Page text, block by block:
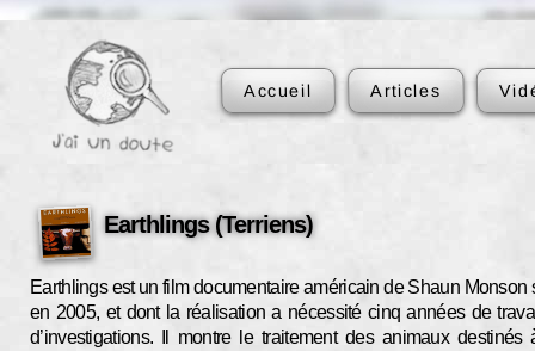
Accueil Articles
Earthlings (Terriens)
Earthlings est un film documentaire américain de Shaun Monson
en 2005, et dont la réalisation a nécessité cinq années de
d’investigations. Il montre le traitement des animaux destinés